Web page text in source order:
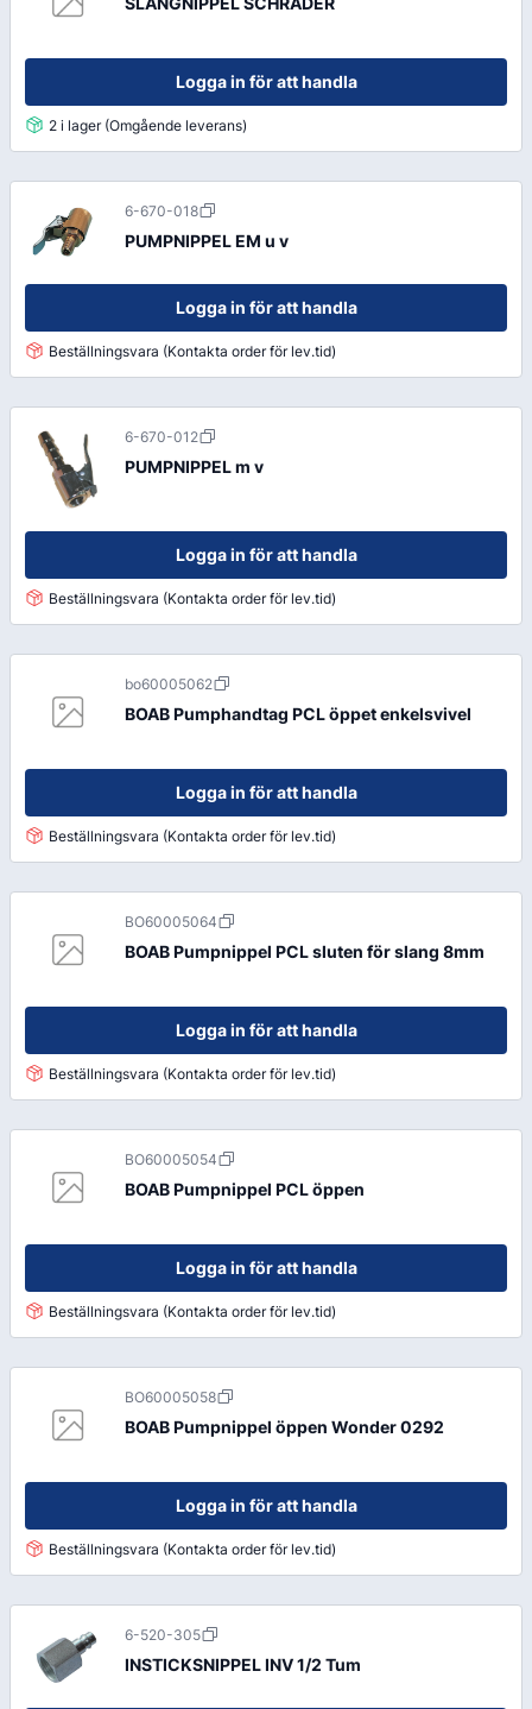
Logga in för att handla
2 i lager (Omgående leverans)
6-670-018
PUMPNIPPEL EM u v
Logga in för att handla
Beställningsvara (Kontakta order för lev.tid)
6-670-012
PUMPNIPPEL m v
Logga in för att handla
Beställningsvara (Kontakta order för lev.tid)
bo60005062
BOAB Pumphandtag PCL öppet enkelsvivel
Logga in för att handla
Beställningsvara (Kontakta order för lev.tid)
BO60005064
BOAB Pumpnippel PCL sluten för slang 8mm
Logga in för att handla
Beställningsvara (Kontakta order för lev.tid)
BO60005054
BOAB Pumpnippel PCL öppen
Logga in för att handla
Beställningsvara (Kontakta order för lev.tid)
BO60005058
BOAB Pumpnippel öppen Wonder 0292
Logga in för att handla
Beställningsvara (Kontakta order för lev.tid)
6-520-305
INSTICKSNIPPEL INV 1/2 Tum